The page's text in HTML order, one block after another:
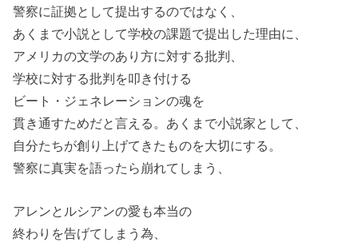
警察に証拠として提出するのではなく、
あくまで小説として学校の課題で提出した理由に、
アメリカの文学のあり方に対する批判、
学校に対する批判を叩き付ける
ビート・ジェネレーションの魂を
貫き通すためだと言える。あくまで小説家として、
自分たちが創り上げてきたものを大切にする。
警察に真実を語ったら崩れてしまう、
アレンとルシアンの愛も本当の
終わりを告げてしまう為、